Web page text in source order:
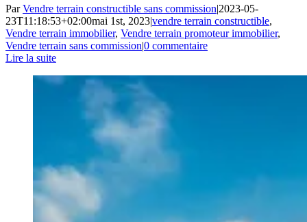
ParVendre terrain constructible sans commission|2023-05-
23T11:18:53+02:00mai 1st, 2023|vendre terrain constructible,
Vendre terrain immobilier, Vendre terrain promoteur immobilier,
Vendre terrain sans commission|0 commentaire
Lire la suite